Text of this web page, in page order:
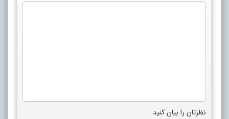
نظرتان را بیان کنید